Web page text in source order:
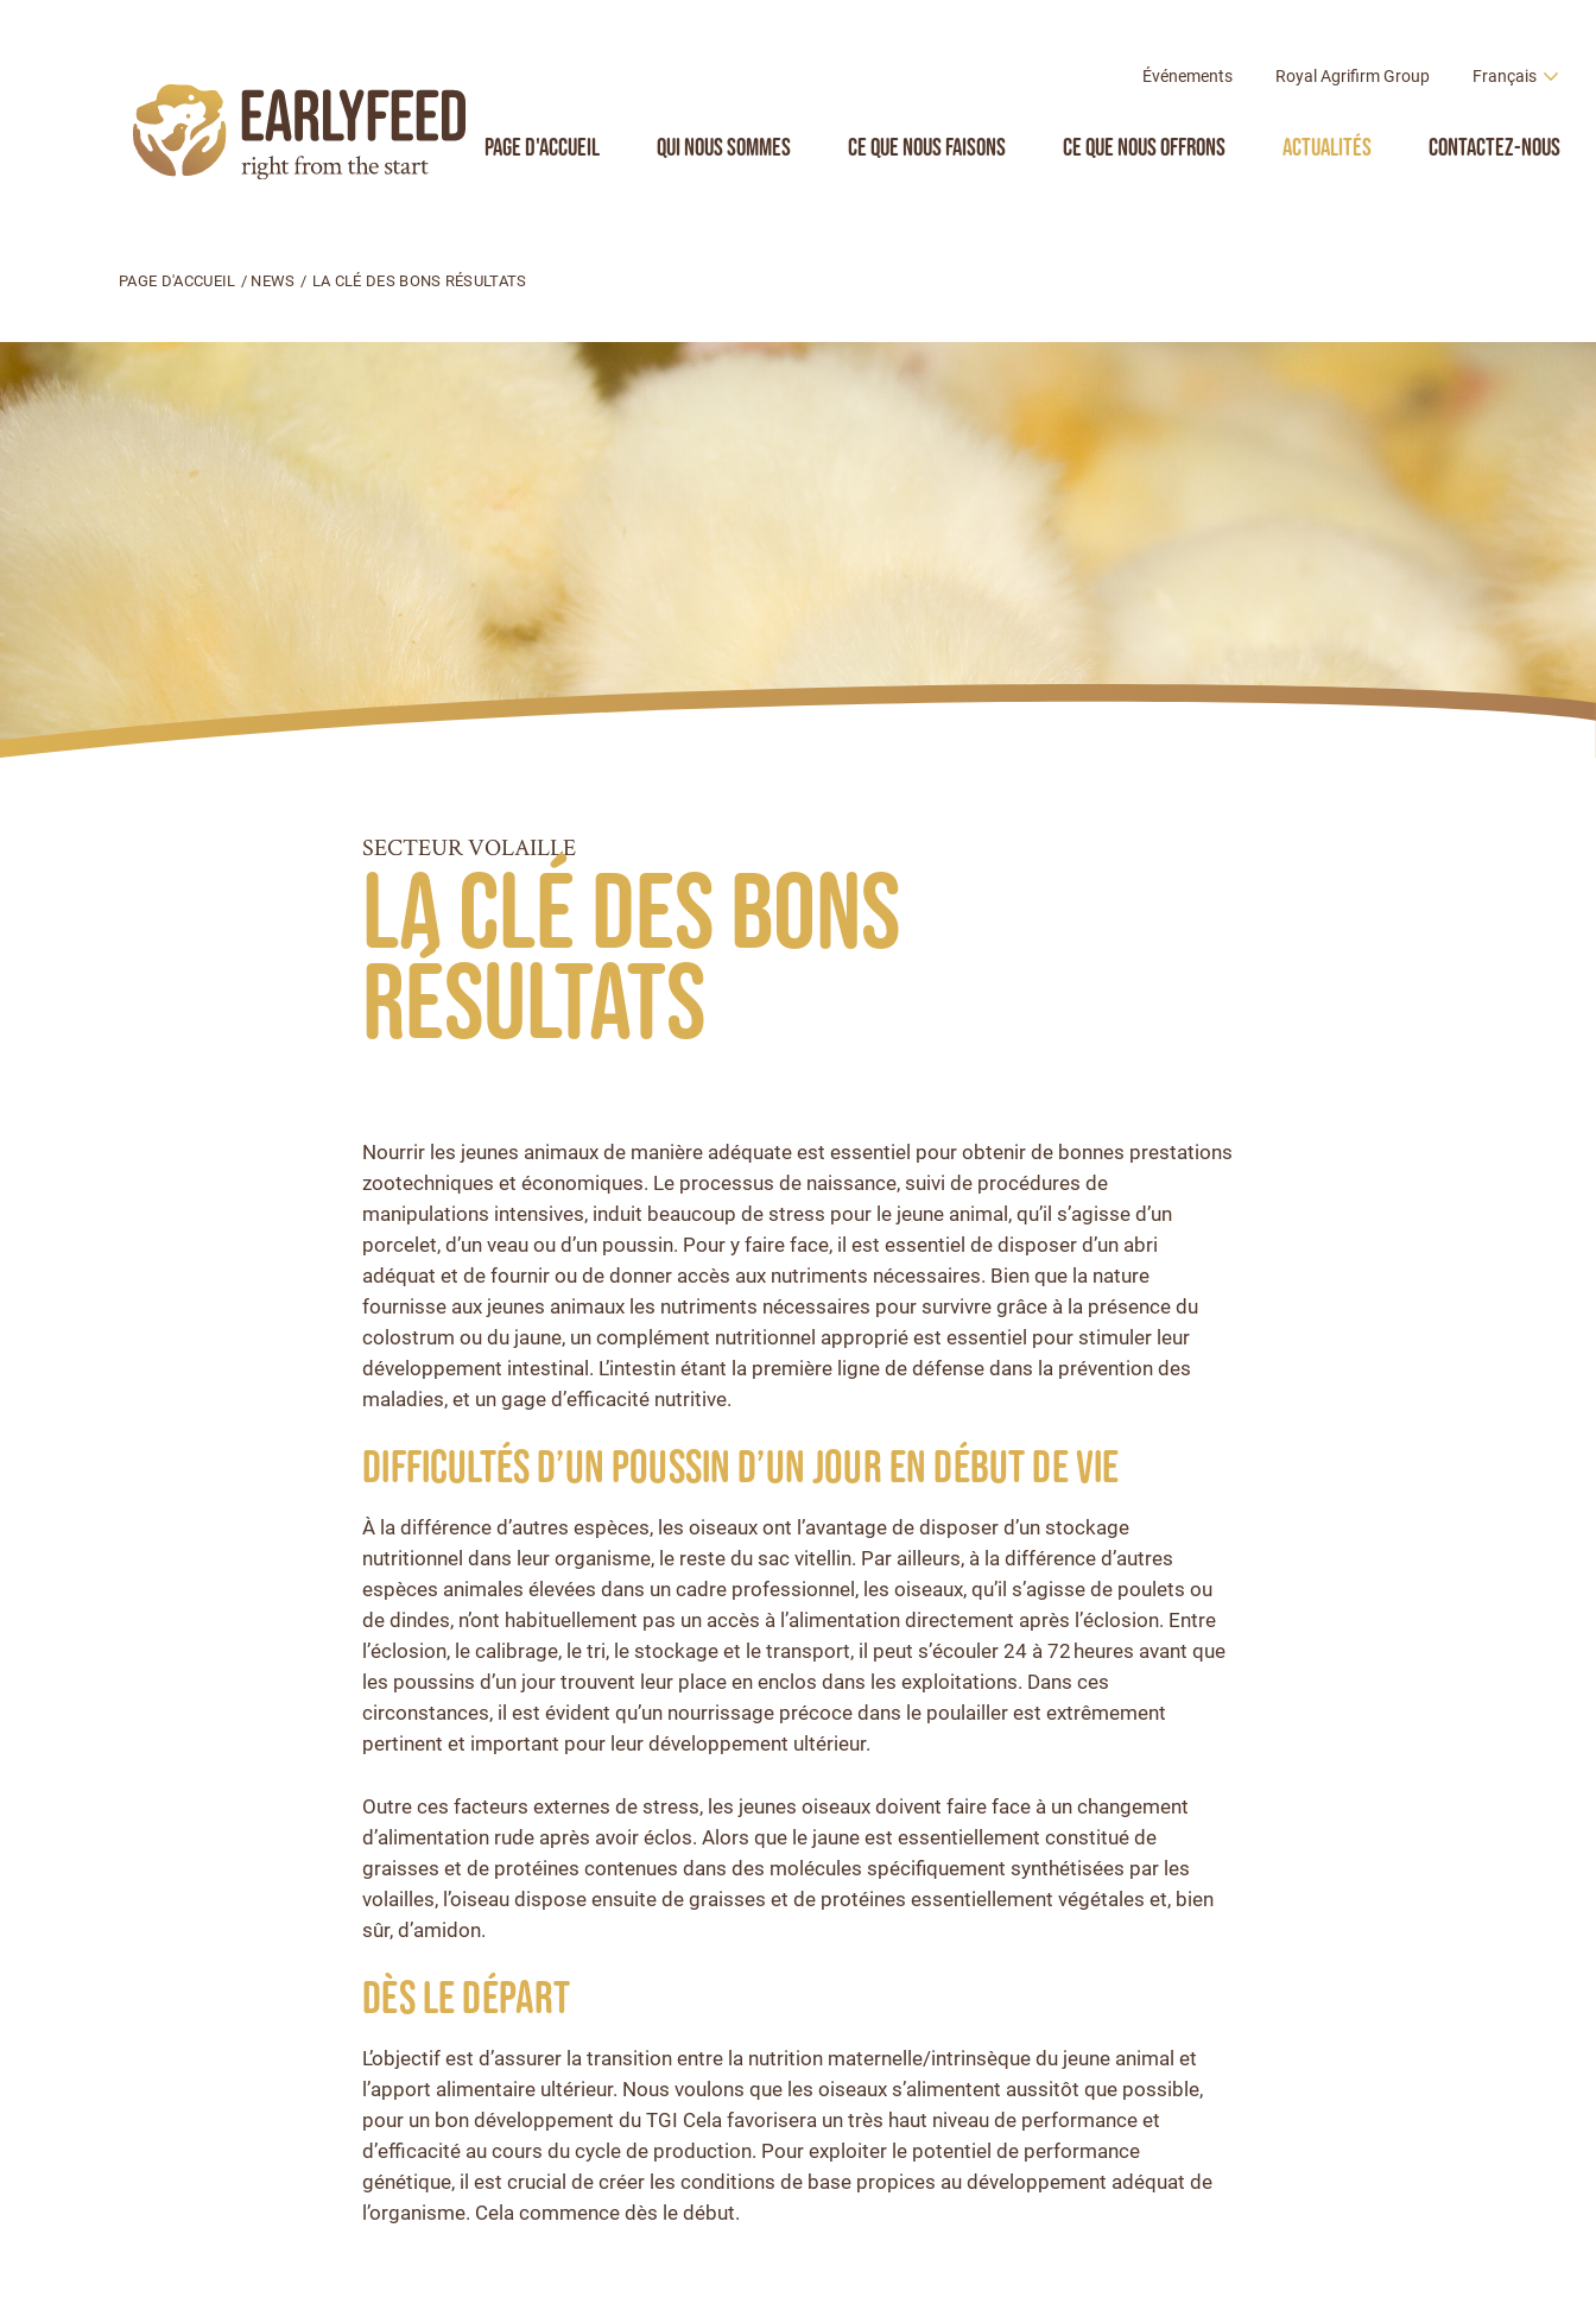
Événements Royal Agrifirm Group Français
Page d'accueil Qui nous sommes Ce que nous faisons Ce que nous offrons Actualités Contactez-nous
PAGE D'ACCUEIL / NEWS / LA CLÉ DES BONS RÉSULTATS
SECTEUR VOLAILLE
La clé des bons
résultats
Nourrir les jeunes animaux de manière adéquate est essentiel pour obtenir de bonnes prestations
zootechniques et économiques. Le processus de naissance, suivi de procédures de
manipulations intensives, induit beaucoup de stress pour le jeune animal, qu’il s’agisse d’un
porcelet, d’un veau ou d’un poussin. Pour y faire face, il est essentiel de disposer d’un abri
adéquat et de fournir ou de donner accès aux nutriments nécessaires. Bien que la nature
fournisse aux jeunes animaux les nutriments nécessaires pour survivre grâce à la présence du
colostrum ou du jaune, un complément nutritionnel approprié est essentiel pour stimuler leur
développement intestinal. L’intestin étant la première ligne de défense dans la prévention des
maladies, et un gage d’efficacité nutritive.
DIFFICULTÉS D’UN POUSSIN D’UN JOUR EN DÉBUT DE VIE
À la différence d’autres espèces, les oiseaux ont l’avantage de disposer d’un stockage
nutritionnel dans leur organisme, le reste du sac vitellin. Par ailleurs, à la différence d’autres
espèces animales élevées dans un cadre professionnel, les oiseaux, qu’il s’agisse de poulets ou
de dindes, n’ont habituellement pas un accès à l’alimentation directement après l’éclosion. Entre
l’éclosion, le calibrage, le tri, le stockage et le transport, il peut s’écouler 24 à 72 heures avant que
les poussins d’un jour trouvent leur place en enclos dans les exploitations. Dans ces
circonstances, il est évident qu’un nourrissage précoce dans le poulailler est extrêmement
pertinent et important pour leur développement ultérieur.
Outre ces facteurs externes de stress, les jeunes oiseaux doivent faire face à un changement
d’alimentation rude après avoir éclos. Alors que le jaune est essentiellement constitué de
graisses et de protéines contenues dans des molécules spécifiquement synthétisées par les
volailles, l’oiseau dispose ensuite de graisses et de protéines essentiellement végétales et, bien
sûr, d’amidon.
Dès le départ
L’objectif est d’assurer la transition entre la nutrition maternelle/intrinsèque du jeune animal et
l’apport alimentaire ultérieur. Nous voulons que les oiseaux s’alimentent aussitôt que possible,
pour un bon développement du TGI Cela favorisera un très haut niveau de performance et
d’efficacité au cours du cycle de production. Pour exploiter le potentiel de performance
génétique, il est crucial de créer les conditions de base propices au développement adéquat de
l’organisme. Cela commence dès le début.